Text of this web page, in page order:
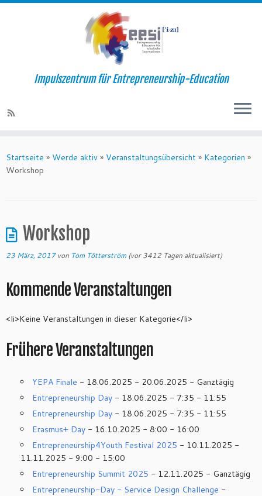
Impulszentrum für Entrepreneurship-Education
Startseite » Werde aktiv » Veranstaltungsübersicht » Kategorien »
Workshop
Workshop
23 März, 2017 von Tom Tötterström (vor 3412 Tagen aktualisiert)
Kommende Veranstaltungen
<li>Keine Veranstaltungen in dieser Kategorie</li>
Frühere Veranstaltungen
YEPA Finale - 18.06.2025 - 20.06.2025 - Ganztägig
Entrepreneurship Day - 18.06.2025 - 7:35 - 11:55
Entrepreneurship Day - 18.06.2025 - 7:35 - 11:55
Erasmus+ Day - 16.10.2025 - 8:00 - 16:00
Entrepreneurship4Youth Festival 2025 - 10.11.2025 -
11.11.2025 - 9:00 - 15:00
Entrepreneurship Summit 2025 - 12.11.2025 - Ganztägig
Entrepreneurship-Day - Service Design Challenge -